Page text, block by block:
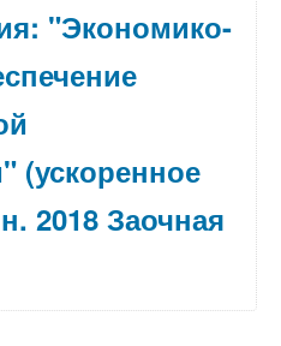
"Экономико-
(ускоренное
2018 Заочная